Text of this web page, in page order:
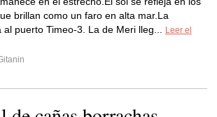
brillan como un faro en alta mar.La
puerto Timeo-3. La de Meri lleg...
Leer el